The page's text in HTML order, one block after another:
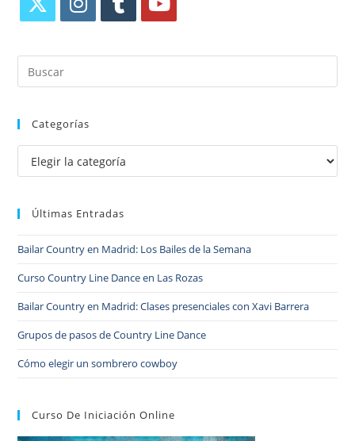
Categorías
Últimas Entradas
Bailar Country en Madrid: Los Bailes de la Semana
Curso Country Line Dance en Las Rozas
Bailar Country en Madrid: Clases presenciales con Xavi Barrera
Grupos de pasos de Country Line Dance
Cómo elegir un sombrero cowboy
Curso De Iniciación Online